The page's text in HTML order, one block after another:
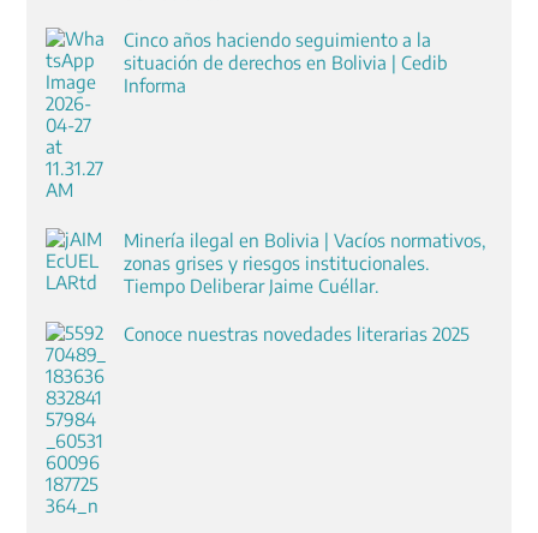
Cinco años haciendo seguimiento a la
situación de derechos en Bolivia | Cedib
Informa
Minería ilegal en Bolivia | Vacíos normativos,
zonas grises y riesgos institucionales.
Tiempo Deliberar Jaime Cuéllar.
Conoce nuestras novedades literarias 2025